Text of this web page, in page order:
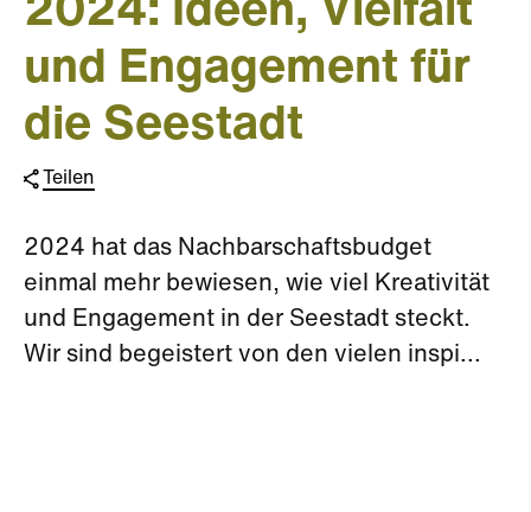
2024: Ideen, Vielfalt
und Engagement für
die Seestadt
Teilen
2024 hat das Nachbarschaftsbudget
einmal mehr bewiesen, wie viel Kreativität
und Engagement in der Seestadt steckt.
Wir sind begeistert von den vielen inspi...